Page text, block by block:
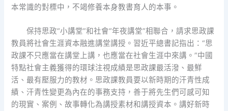
本常識的對標中，不竭修養本身教書育人的本事。
保持思政“小講堂”和社會“年夜講堂”相聯合，請求思政課
教員將社會生涯資本融進講堂講授。習近平總書記指出：“思
政課不只應當在講堂上講，也應當在社會生涯中來講。”中國
特點社會主義獲得的環球注視成績是思政課最活潑、最鮮
活、最有壓服力的教材。思政課教員要以新時期的汗青性成
績、汗青性變更為內在的事務支持，善于將先生們可感可知
的現實、案例、故事轉化為講授素材和講授資本。講好新時